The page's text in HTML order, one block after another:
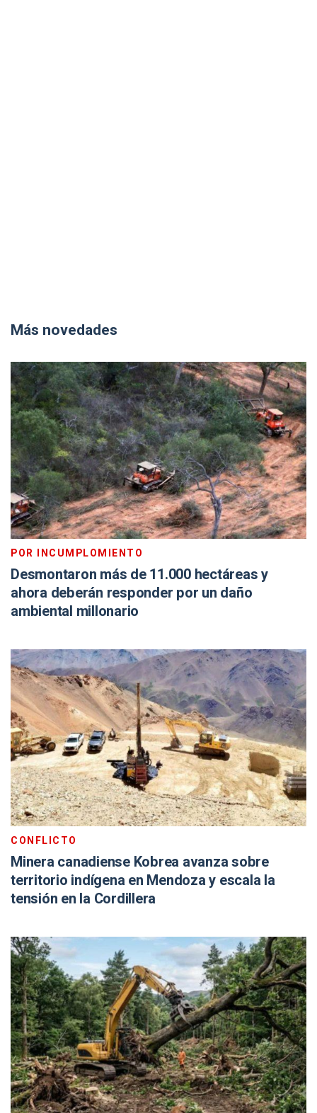
Más novedades
POR INCUMPLOMIENTO
Desmontaron más de 11.000 hectáreas y
ahora deberán responder por un daño
ambiental millonario
CONFLICTO
Minera canadiense Kobrea avanza sobre
territorio indígena en Mendoza y escala la
tensión en la Cordillera